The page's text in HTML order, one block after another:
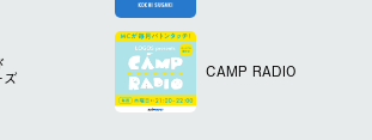
ズ CAMP RADIO